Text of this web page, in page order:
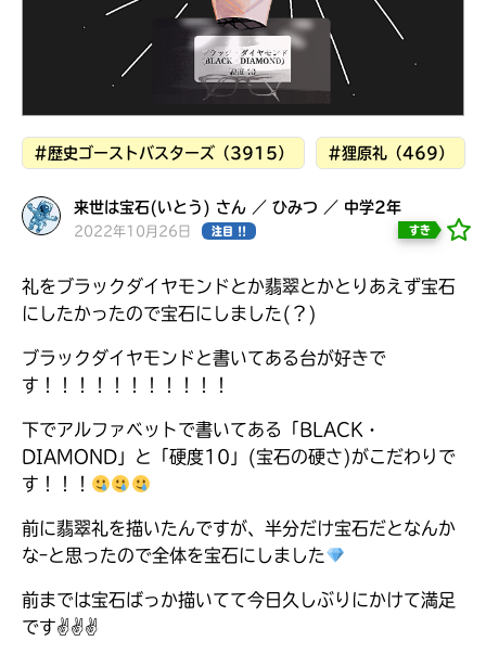
できる掲示板
#歴史ゴーストバスターズ（3915） #狸原礼（469）
来世は宝石(いとう) さん ／ ひみつ ／ 中学2年
2022年10月26日 注目 !! すき
礼をブラックダイヤモンドとか翡翠とかとりあえず宝石
にしたかったので宝石にしました(？)
ブラックダイヤモンドと書いてある台が好きで
す！！！！！！！！！！！
下でアルファベットで書いてある「BLACK・
DIAMOND」と「硬度10」(宝石の硬さ)がこだわりで
す！！！
前に翡翠礼を描いたんですが、半分だけ宝石だとなんか
なｰと思ったので全体を宝石にしました
前までは宝石ばっか描いてて今日久しぶりにかけて満足
です‎✌️✌️✌️